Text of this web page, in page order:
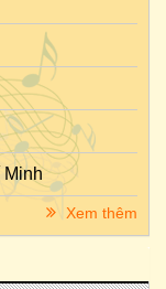
Minh
Xem thêm